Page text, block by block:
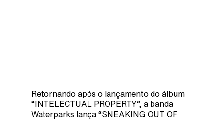
Retornando após o lançamento do álbum
“INTELECTUAL PROPERTY”, a banda
Waterparks lança “SNEAKING OUT OF